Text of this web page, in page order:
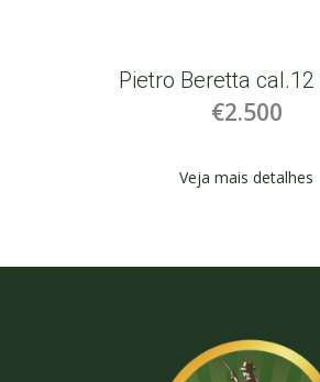
Pietro Beretta
€2.500
Veja mais detalhes